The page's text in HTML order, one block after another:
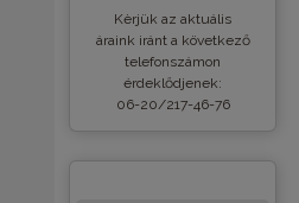
Kèrjük az aktuális
áraink iránt a következő
telefonszámon
érdeklődjenek:
06-20/217-46-76